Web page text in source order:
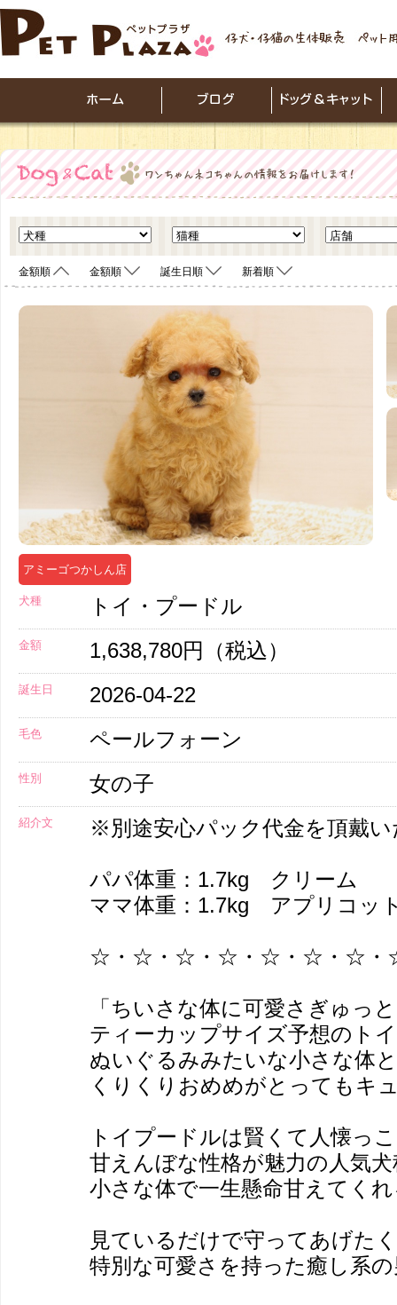
金額順 金額順 誕生日順 新着順
<
アミーゴつかしん店
犬種 トイ・プードル
金額 1,638,780円（税込）
誕生日 2026-04-22
毛色 ペールフォーン
性別 女の子
紹介文 ※別途安心パック代金を頂戴
パパ体重：1.7kg クリーム
ママ体重：1.7kg アプリコッ
☆・☆・☆・☆・☆・☆・☆
「ちいさな体に可愛さぎゅっ
ティーカップサイズ予想のト
ぬいぐるみみたいな小さな体
くりくりおめめがとってもキ
トイプードルは賢くて人懐っ
甘えんぼな性格が魅力の人気
小さな体で一生懸命甘えてく
見ているだけで守ってあげた
特別な可愛さを持った癒し系